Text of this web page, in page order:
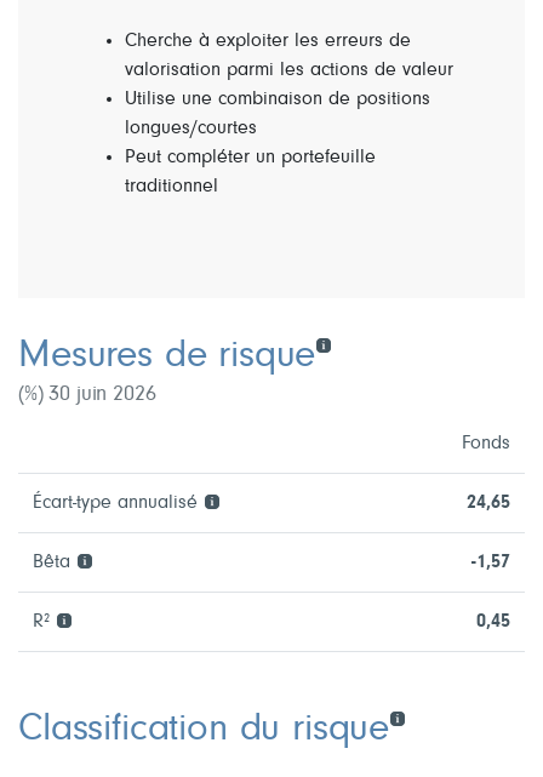
Cherche à exploiter les erreurs de
valorisation parmi les actions de valeur
Utilise une combinaison de positions
longues/courtes
Peut compléter un portefeuille
traditionnel
Mesures de risque
(%) 30 juin 2026
Fonds
Écart-type annualisé 24,65
Bêta -1,57
R² 0,45
Classification du risque